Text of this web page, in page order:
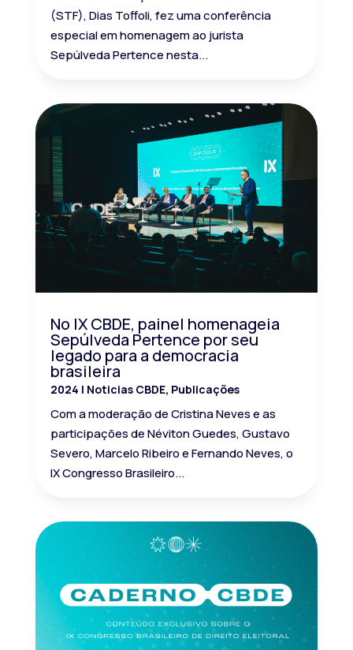
(STF), Dias Toffoli, fez uma conferência
especial em homenagem ao jurista
Sepúlveda Pertence nesta...
No IX CBDE, painel homenageia
Sepúlveda Pertence por seu
legado para a democracia
brasileira
2024 | Noticias CBDE, Publicações
Com a moderação de Cristina Neves e as
participações de Néviton Guedes, Gustavo
Severo, Marcelo Ribeiro e Fernando Neves, o
IX Congresso Brasileiro...